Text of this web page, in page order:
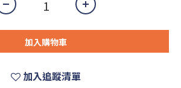
加入購物車
加入追蹤清單